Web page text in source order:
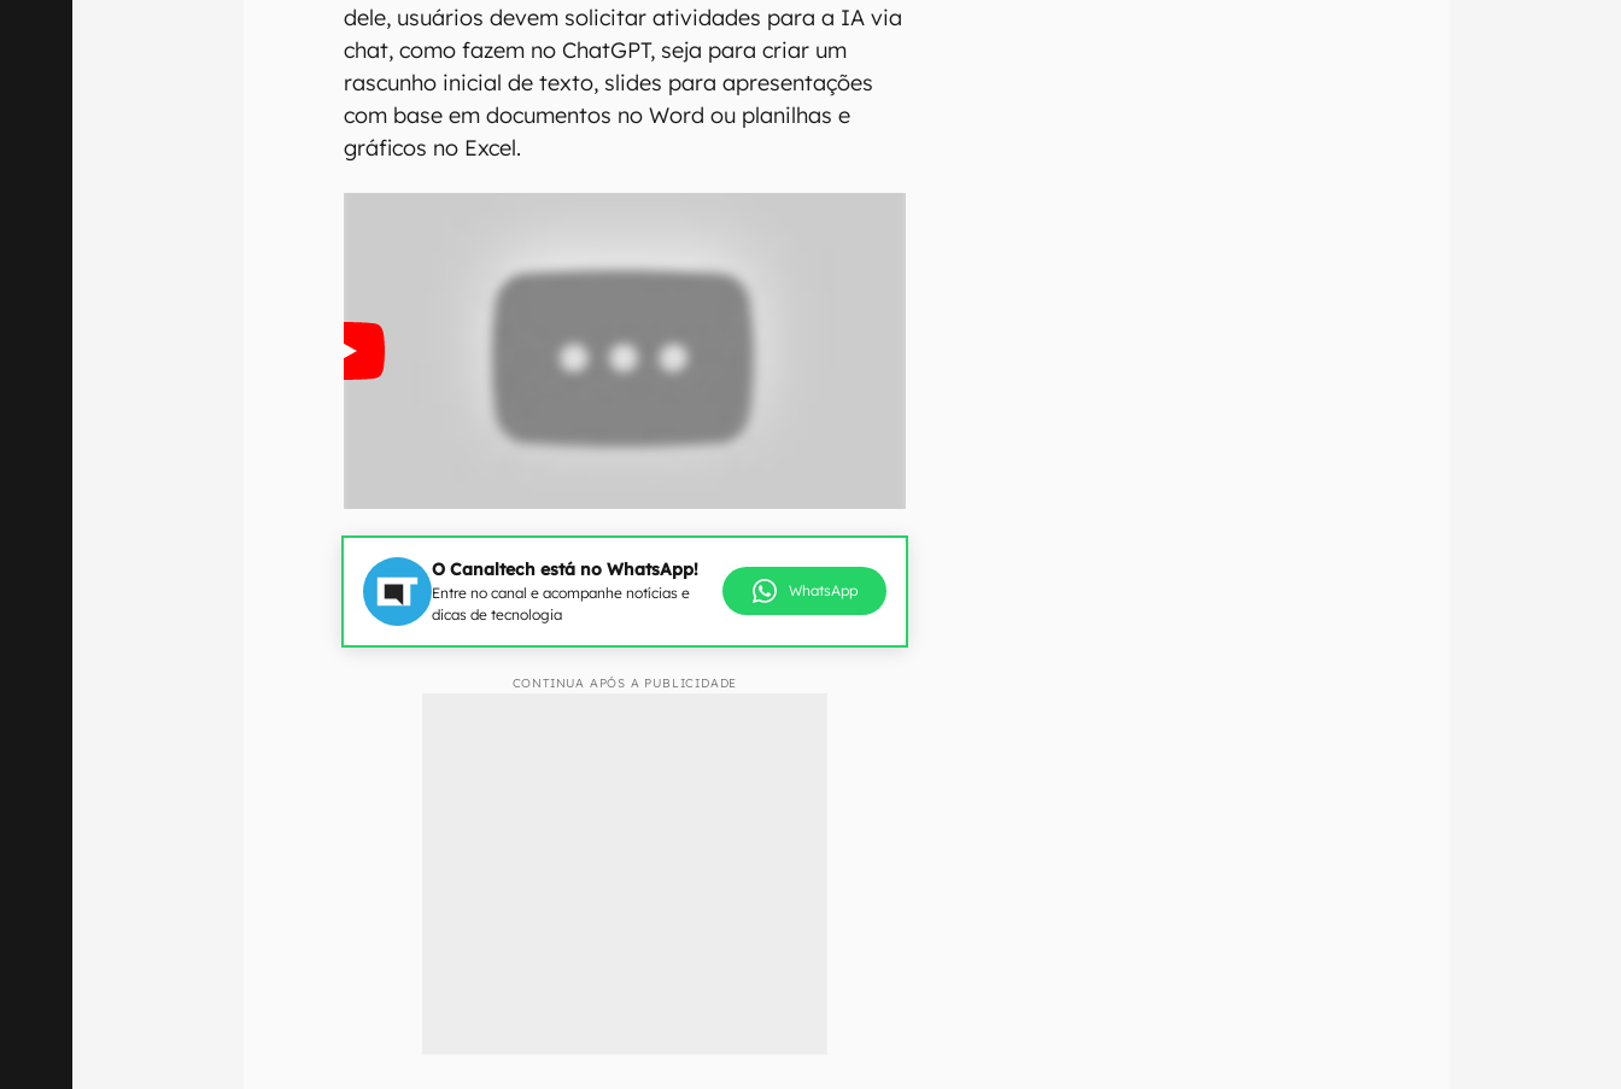
dele, usuários devem solicitar atividades para a IA via
chat, como fazem no ChatGPT, seja para criar um
rascunho inicial de texto, slides para apresentações
com base em documentos no Word ou planilhas e
gráficos no Excel.
O Canaltech está no WhatsApp!
Entre no canal e acompanhe notícias e
dicas de tecnologia
WhatsApp
CONTINUA APÓS A PUBLICIDADE